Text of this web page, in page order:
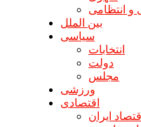
و انتظامی
بین الملل
سیاسی
انتخابات
دولت
مجلس
ورزشی
اقتصادی
اقتصاد ایران